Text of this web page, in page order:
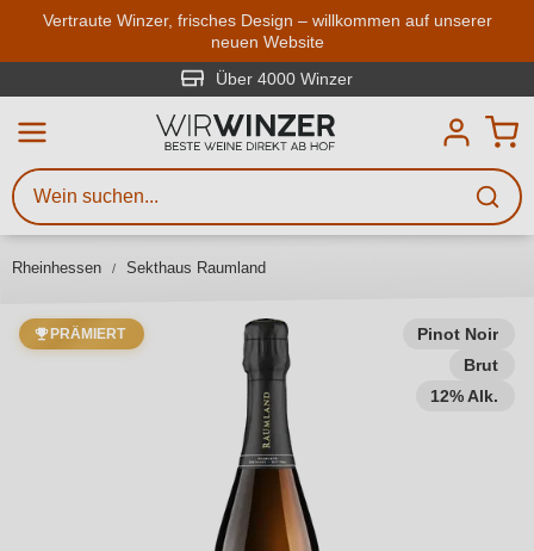
Zum Hauptinhalt springen
Vertraute Winzer, frisches Design – willkommen auf unserer
neuen Website
Über 4000 Winzer
Rheinhessen Sekthaus Raumland
Pinot Noir
Brut
12% Alk.
PRÄMIERT
Weinsuche
Mindestens 3 Zeichen eingeben
Beschreiben Sie, welchen Wein
Sie suchen – ob nach Geschmack,